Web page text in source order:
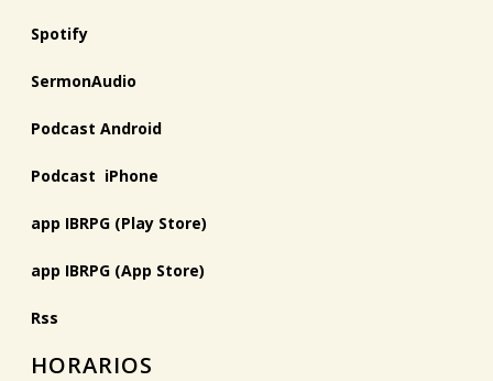
Spotify
SermonAudio
Podcast Android
Podcast iPhone
app IBRPG (Play Store)
app IBRPG (App Store)
Rss
HORARIOS